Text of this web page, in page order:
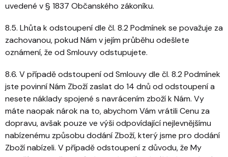
uvedené v § 1837 Občanského zákoníku.
8.5. Lhůta k odstoupení dle čl. 8.2 Podmínek se považuje za
zachovanou, pokud Nám v jejím průběhu odešlete
oznámení, že od Smlouvy odstupujete.
8.6. V případě odstoupení od Smlouvy dle čl. 8.2 Podmínek
jste povinní Nám Zboží zaslat do 14 dnů od odstoupení a
nesete náklady spojené s navrácením zboží k Nám. Vy
máte naopak nárok na to, abychom Vám vrátili Cenu za
dopravu, avšak pouze ve výši odpovídající nejlevnějšímu
nabízenému způsobu dodání Zboží, který jsme pro dodání
Zboží nabízeli. V případě odstoupení z důvodu, že My